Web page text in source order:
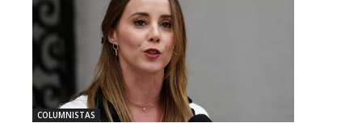
COLUMNISTAS